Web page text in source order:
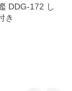
DDG-172 し
き